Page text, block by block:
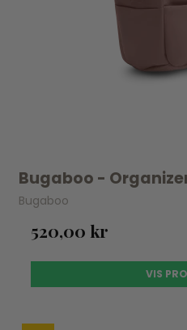
Bugaboo -
Bugaboo
520,00 kr
VIS